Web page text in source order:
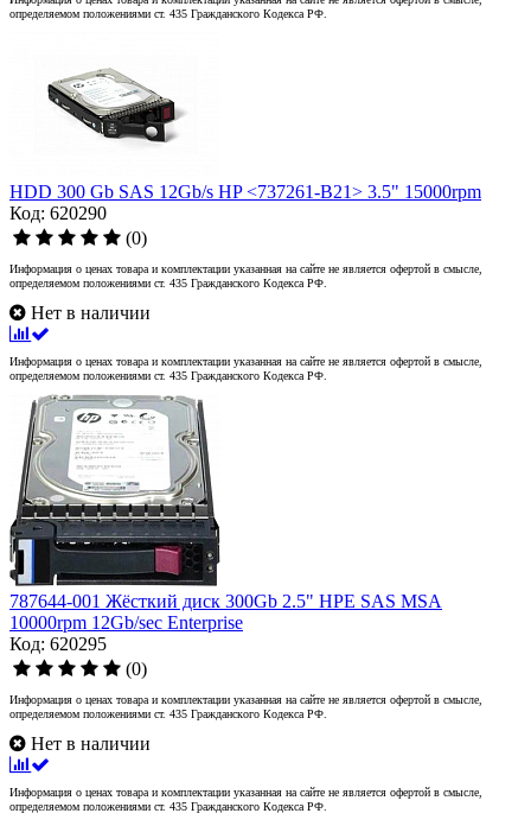
определяемом положениями ст. 435 Гражданского Кодекса РФ.
HDD 300 Gb SAS 12Gb/s HP <737261-B21> 3.5" 15000rpm
Код: 620290
(0)
Информация о ценах товара и комплектации указанная на сайте не является офертой в смысле,
определяемом положениями ст. 435 Гражданского Кодекса РФ.
Нет в наличии
Информация о ценах товара и комплектации указанная на сайте не является офертой в смысле,
определяемом положениями ст. 435 Гражданского Кодекса РФ.
787644-001 Жёсткий диск 300Gb 2.5" HPE SAS MSA
10000rpm 12Gb/sec Enterprise
Код: 620295
(0)
Информация о ценах товара и комплектации указанная на сайте не является офертой в смысле,
определяемом положениями ст. 435 Гражданского Кодекса РФ.
Нет в наличии
Информация о ценах товара и комплектации указанная на сайте не является офертой в смысле,
определяемом положениями ст. 435 Гражданского Кодекса РФ.